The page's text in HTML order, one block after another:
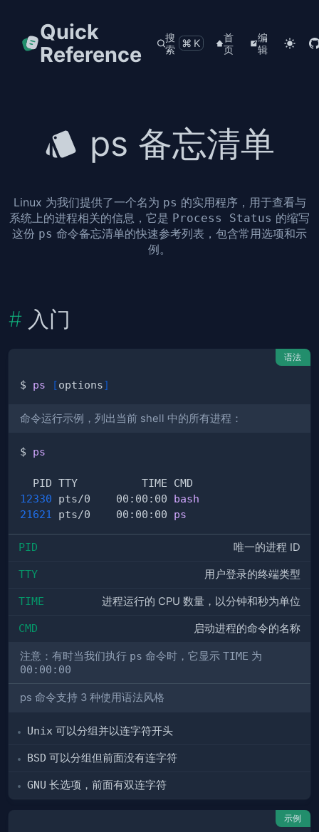
Quick
Reference
搜
索
⌘K
首
页
编
辑
ps 备忘清单
Linux 为我们提供了一个名为 ps 的实用程序，用于查看与
系统上的进程相关的信息，它是 Process Status 的缩写
这份 ps 命令备忘清单的快速参考列表，包含常用选项和示
例。
入门
语法
$ ps [options]
命令运行示例，列出当前 shell 中的所有进程：
$ ps
12330 pts/0    00:00:00 bash
21621
pts/0    00:00:00 ps
PID 唯一的进程 ID
TTY 用户登录的终端类型
TIME 进程运行的 CPU 数量，以分钟和秒为单位
CMD 启动进程的命令的名称
注意：有时当我们执行 ps 命令时，它显示 TIME 为
00:00:00
ps 命令支持 3 种使用语法风格
Unix 可以分组并以连字符开头
BSD 可以分组但前面没有连字符
GNU 长选项，前面有双连字符
示例